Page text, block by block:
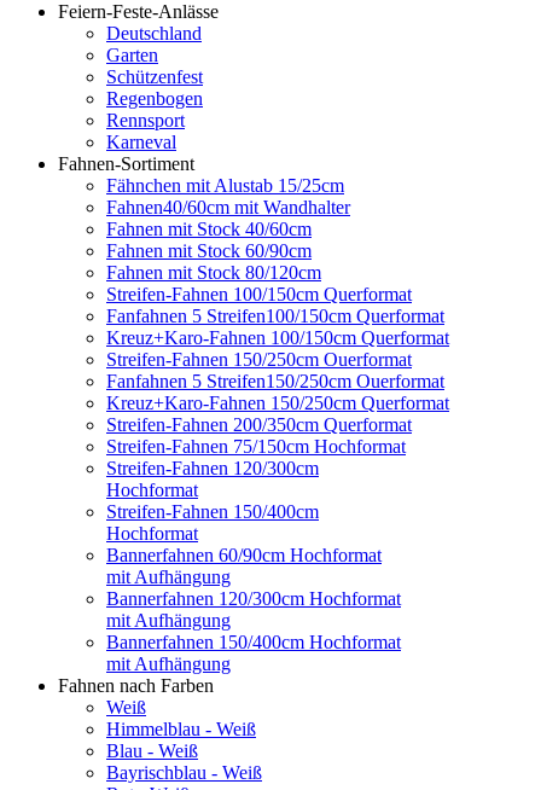
Feiern-Feste-Anlässe
Deutschland
Garten
Schützenfest
Regenbogen
Rennsport
Karneval
Fahnen-Sortiment
Fähnchen mit Alustab 15/25cm
Fahnen40/60cm mit Wandhalter
Fahnen mit Stock 40/60cm
Fahnen mit Stock 60/90cm
Fahnen mit Stock 80/120cm
Streifen-Fahnen 100/150cm Querformat
Fanfahnen 5 Streifen100/150cm Querformat
Kreuz+Karo-Fahnen 100/150cm Querformat
Streifen-Fahnen 150/250cm Ouerformat
Fanfahnen 5 Streifen150/250cm Ouerformat
Kreuz+Karo-Fahnen 150/250cm Querformat
Streifen-Fahnen 200/350cm Querformat
Streifen-Fahnen 75/150cm Hochformat
Streifen-Fahnen 120/300cm
Hochformat
Streifen-Fahnen 150/400cm
Hochformat
Bannerfahnen 60/90cm Hochformat
mit Aufhängung
Bannerfahnen 120/300cm Hochformat
mit Aufhängung
Bannerfahnen 150/400cm Hochformat
mit Aufhängung
Fahnen nach Farben
Weiß
Himmelblau - Weiß
Blau - Weiß
Bayrischblau - Weiß